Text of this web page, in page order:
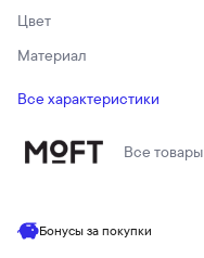
Цвет
Материал
Все характеристики
Все товары
Бонусы за покупки